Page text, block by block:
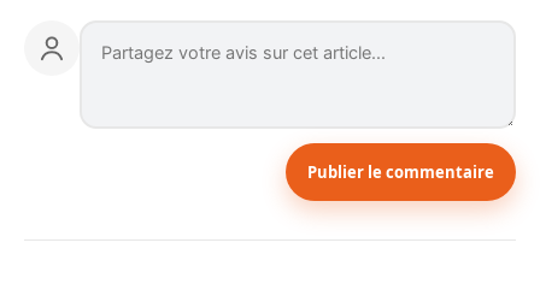
Publier le commentaire